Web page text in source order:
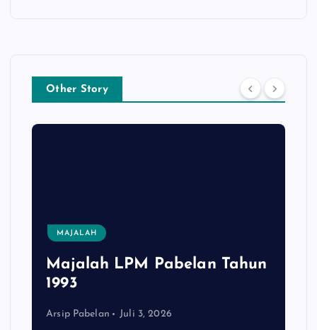
Other Story
MAJALAH
Majalah LPM Pabelan Tahun
1993
Arsip Pabelan Juli 3, 2026